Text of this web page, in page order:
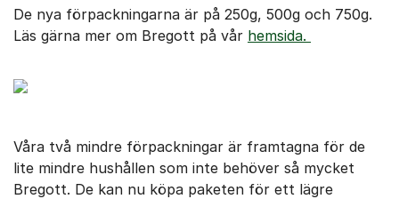
De nya förpackningarna är på 250g, 500g och 750g.
Läs gärna mer om Bregott på vår hemsida.
Våra två mindre förpackningar är framtagna för de
lite mindre hushållen som inte behöver så mycket
Bregott. De kan nu köpa paketen för ett lägre